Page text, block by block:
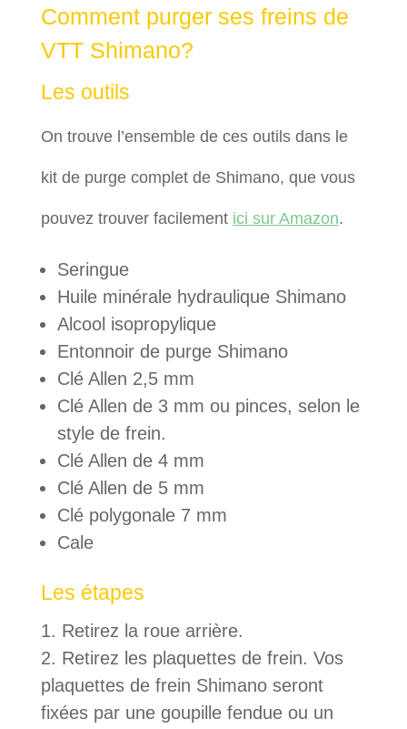
Comment purger ses freins de
VTT Shimano?
Les outils
On trouve l’ensemble de ces outils dans le
kit de purge complet de Shimano, que vous
pouvez trouver facilement ici sur Amazon.
Seringue
Huile minérale hydraulique Shimano
Alcool isopropylique
Entonnoir de purge Shimano
Clé Allen 2,5 mm
Clé Allen de 3 mm ou pinces, selon le
style de frein.
Clé Allen de 4 mm
Clé Allen de 5 mm
Clé polygonale 7 mm
Cale
Les étapes
Retirez la roue arrière.
Retirez les plaquettes de frein. Vos
plaquettes de frein Shimano seront
fixées par une goupille fendue ou un